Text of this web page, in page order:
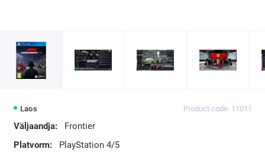
Laos Product code: 11011
Väljaandja:
Frontier
Platvorm:
PlayStation 4/5